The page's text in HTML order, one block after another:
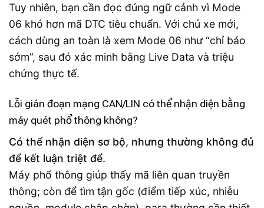
Tuy nhiên, bạn cần đọc đúng ngữ cảnh vì Mode
06 khó hơn mã DTC tiêu chuẩn. Với chủ xe mới,
cách dùng an toàn là xem Mode 06 như “chỉ báo
sớm”, sau đó xác minh bằng Live Data và triệu
chứng thực tế.
Lỗi gián đoạn mạng CAN/LIN có thể nhận diện bằng
máy quét phổ thông không?
Có thể nhận diện sơ bộ, nhưng thường không đủ
để kết luận triệt để.
Máy phổ thông giúp thấy mã liên quan truyền
thông; còn để tìm tận gốc (điểm tiếp xúc, nhiễu